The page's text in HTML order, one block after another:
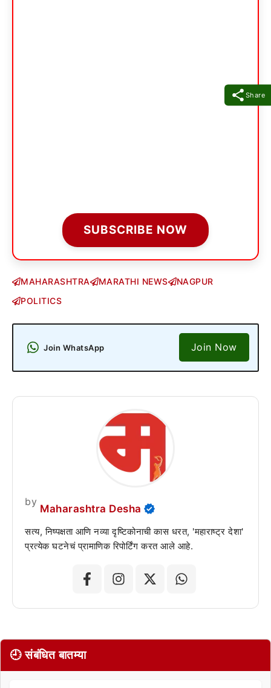
Share
SUBSCRIBE NOW
MAHARASHTRA MARATHI NEWS
NAGPUR
POLITICS
Join WhatsApp Join Now
by
Maharashtra Desha
सत्य, निष्पक्षता आणि नव्या दृष्टिकोनाची कास धरत, 'महाराष्ट्र देशा'
प्रत्येक घटनेचं प्रामाणिक रिपोर्टिंग करत आले आहे.
🕘 संबंधित बातम्या